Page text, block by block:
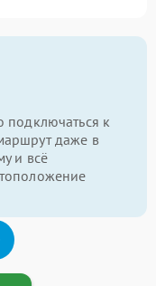
подключаться к
даже в
и всё